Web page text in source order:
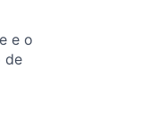
e o
de